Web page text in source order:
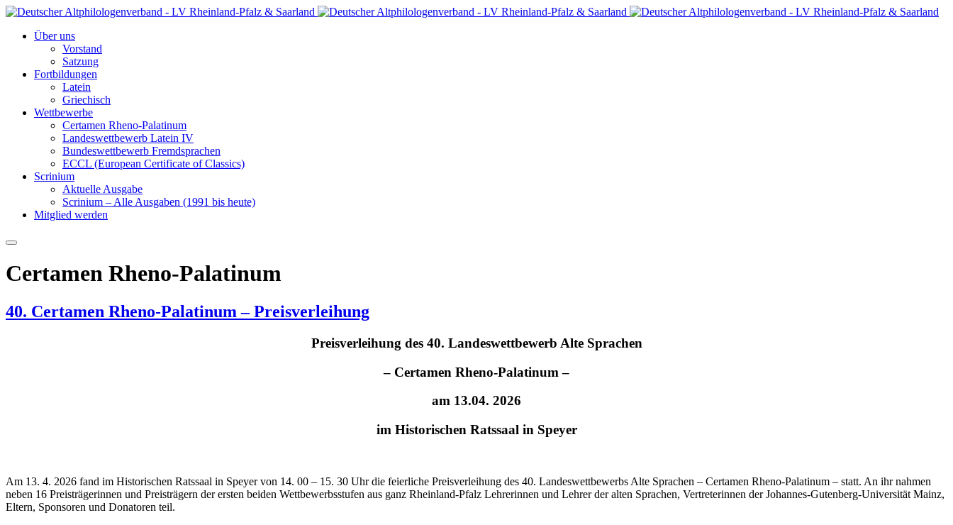
Über uns
Vorstand
Satzung
Fortbildungen
Latein
Griechisch
Wettbewerbe
Certamen Rheno-Palatinum
Landeswettbewerb Latein IV
Bundeswettbewerb Fremdsprachen
ECCL (European Certificate of Classics)
Scrinium
Aktuelle Ausgabe
Scrinium – Alle Ausgaben (1991 bis heute)
Mitglied werden
Certamen Rheno-Palatinum
40. Certamen Rheno-Palatinum – Preisverleihung
Preisverleihung des 40. Landeswettbewerb Alte Sprachen
– Certamen Rheno-Palatinum –
am 13.04. 2026
im Historischen Ratssaal in Speyer
Am 13. 4. 2026 fand im Historischen Ratssaal in Speyer von 14. 00 – 15. 30 Uhr die feierliche Preisverleihung des 40. Landeswettbewerbs Alte Sprachen – Certamen Rheno-Palatinum – statt. An ihr nahmen
neben 16 Preisträgerinnen und Preisträgern der ersten beiden Wettbewerbsstufen aus ganz Rheinland-Pfalz Lehrerinnen und Lehrer der alten Sprachen, Vertreterinnen der Johannes-Gutenberg-Universität Mainz,
Eltern, Sponsoren und Donatoren teil.